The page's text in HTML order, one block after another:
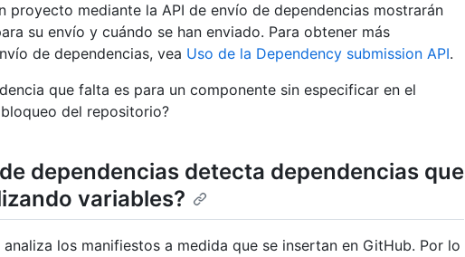
proyecto mediante la API de envío de dependencias mostrarán
su envío y cuándo se han enviado. Para obtener más
de dependencias, vea Uso de la Dependency submission API.
que falta es para un componente sin especificar en el
del repositorio?
dependencias detecta dependencias que
variables?
los manifiestos a medida que se insertan en GitHub. Por lo